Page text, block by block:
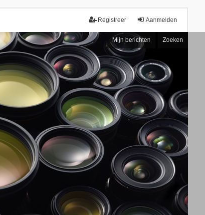
Aanmelden
Registreer
Mijn berichten Zoeken